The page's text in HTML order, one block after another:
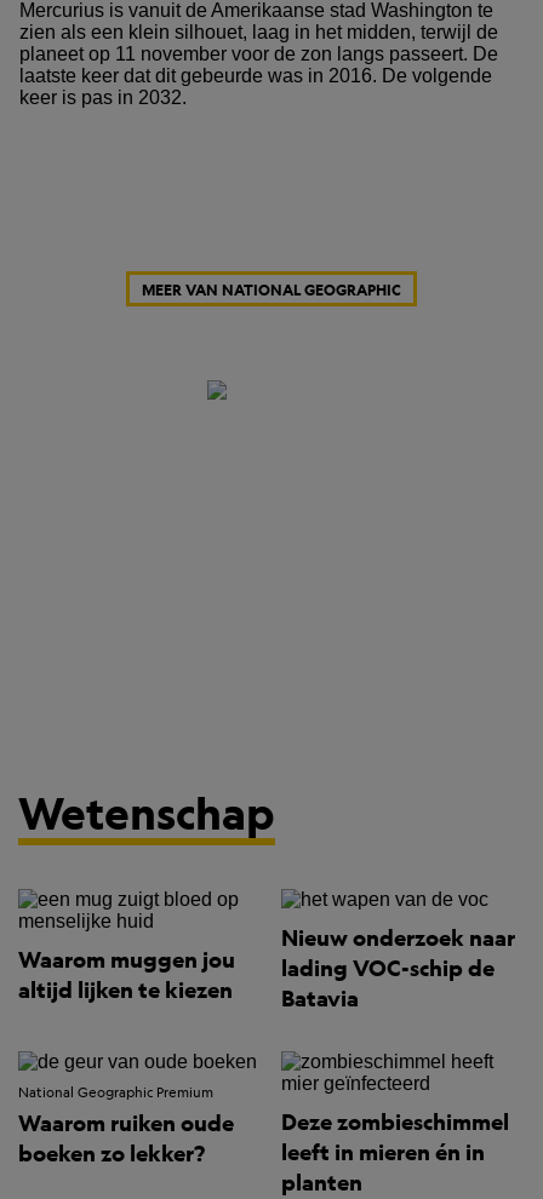
Mercurius is vanuit de Amerikaanse stad Washington te
zien als een klein silhouet, laag in het midden, terwijl de
planeet op 11 november voor de zon langs passeert. De
laatste keer dat dit gebeurde was in 2016. De volgende
keer is pas in 2032.
MEER VAN NATIONAL GEOGRAPHIC
Wetenschap
Waarom muggen jou
altijd lijken te kiezen
Nieuw onderzoek naar
lading VOC-schip de
Batavia
National Geographic Premium
Waarom ruiken oude
boeken zo lekker?
Deze zombieschimmel
leeft in mieren én in
planten